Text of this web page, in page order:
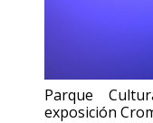
Parque
exposición